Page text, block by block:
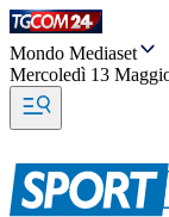
Mondo Mediaset
Mercoledì 13